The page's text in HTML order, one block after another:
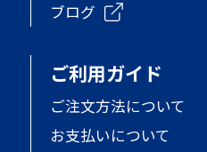
ブログ
ご利用ガイド
ご注文方法について
お支払いについて